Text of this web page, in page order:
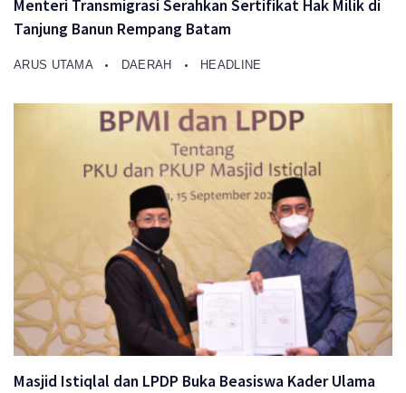
Menteri Transmigrasi Serahkan Sertifikat Hak Milik di
Tanjung Banun Rempang Batam
ARUS UTAMA DAERAH HEADLINE
Masjid Istiqlal dan LPDP Buka Beasiswa Kader Ulama